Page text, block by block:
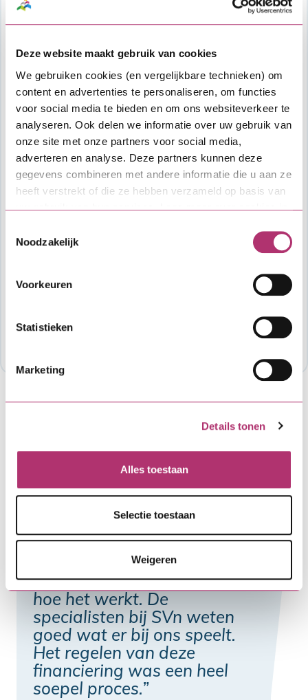
Deze website maakt gebruik van cookies
We gebruiken cookies (en vergelijkbare technieken) om
content en advertenties te personaliseren, om functies
voor social media te bieden en om ons websiteverkeer te
analyseren. Ook delen we informatie over uw gebruik van
onze site met onze partners voor social media,
adverteren en analyse. Deze partners kunnen deze
gegevens combineren met andere informatie die u aan ze
heeft verstrekt of die ze hebben verzameld op basis van
uw gebruik van hun services. Lees meer over cookies in
Noodzakelijk
Voorkeuren
Statistieken
Marketing
Details tonen
Alles toestaan
Selectie toestaan
Weigeren
Kosten
Afsluitkosten: 1% over de hoofdsom van
de lening met een minimum van €
1.500,- en een maximum van € 7.500,-.
Deze worden ingehouden op de SVn
Zakelijke lening.
Overige kosten, zoals kosten voor
financieel advies, taxatie en notaris.
Vragen?
Heb je algemene vragen over het
contact opnemen met SVn. Voor vragen over
of als je wil weten hoeveel budget er nog
beschikbaar is voor deze lening, neem dan
contact op met de organisatie die de regeling
mogelijk maakt. Meestal is dat je gemeente of
"We hebben al eens eerder
een financiering
aangevraagd en weten nu
hoe het werkt. De
specialisten bij SVn weten
goed wat er bij ons speelt.
Het regelen van deze
financiering was een heel
soepel proces.”